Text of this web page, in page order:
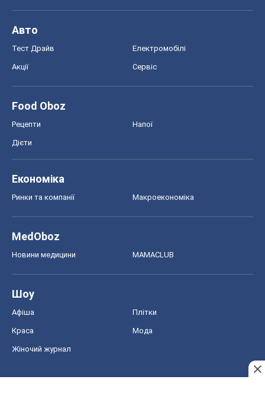
Авто
Тест Драйв Електромобілі
Акції Сервіс
Food Oboz
Рецепти Напої
Дієти
Економіка
Ринки та компанії Макроекономіка
MedOboz
Новини медицини MAMACLUB
Шоу
Афіша Плітки
Краса Мода
Жіночий журнал